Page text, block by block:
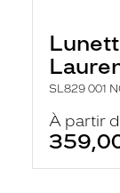
SL829 001
À partir